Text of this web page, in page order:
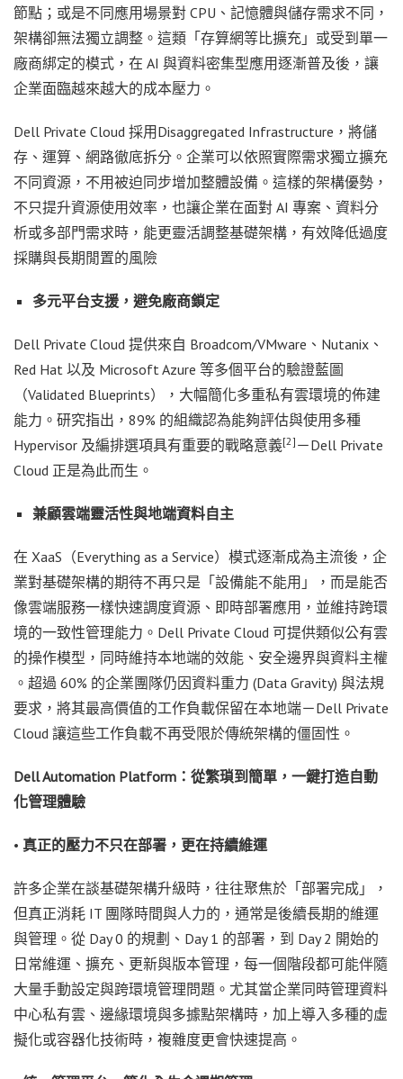
節點；或是不同應用場景對 CPU、記憶體與儲存需求不同，
架構卻無法獨立調整。這類「存算網等比擴充」或受到單一
廠商綁定的模式，在 AI 與資料密集型應用逐漸普及後，讓
企業面臨越來越大的成本壓力。
Dell Private Cloud 採用Disaggregated Infrastructure，將儲
存、運算、網路徹底拆分。企業可以依照實際需求獨立擴充
不同資源，不用被迫同步增加整體設備。這樣的架構優勢，
不只提升資源使用效率，也讓企業在面對 AI 專案、資料分
析或多部門需求時，能更靈活調整基礎架構，有效降低過度
採購與長期閒置的風險
多元平台支援，避免廠商鎖定
Dell Private Cloud 提供來自 Broadcom/VMware、Nutanix、
Red Hat 以及 Microsoft Azure 等多個平台的驗證藍圖
（Validated Blueprints），大幅簡化多重私有雲環境的佈建
能力。研究指出，89% 的組織認為能夠評估與使用多種
Hypervisor 及編排選項具有重要的戰略意義[2] －Dell Private
Cloud 正是為此而生。
兼顧雲端靈活性與地端資料自主
在 XaaS（Everything as a Service）模式逐漸成為主流後，企
業對基礎架構的期待不再只是「設備能不能用」，而是能否
像雲端服務一樣快速調度資源、即時部署應用，並維持跨環
境的一致性管理能力。Dell Private Cloud 可提供類似公有雲
的操作模型，同時維持本地端的效能、安全邊界與資料主權
。超過 60% 的企業團隊仍因資料重力 (Data Gravity) 與法規
要求，將其最高價值的工作負載保留在本地端－Dell Private
Cloud 讓這些工作負載不再受限於傳統架構的僵固性。
Dell Automation Platform：從繁瑣到簡單，一鍵打造自動
化管理體驗
• 真正的壓力不只在部署，更在持續維運
許多企業在談基礎架構升級時，往往聚焦於「部署完成」，
但真正消耗 IT 團隊時間與人力的，通常是後續長期的維運
與管理。從 Day 0 的規劃、Day 1 的部署，到 Day 2 開始的
日常維運、擴充、更新與版本管理，每一個階段都可能伴隨
大量手動設定與跨環境管理問題。尤其當企業同時管理資料
中心私有雲、邊緣環境與多據點架構時，加上導入多種的虛
擬化或容器化技術時，複雜度更會快速提高。